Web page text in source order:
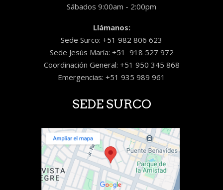
Sábados 9:00am - 2:00pm
Llámanos:
Sede Surco: +51 982 806 623
Sede Jesús María: +51 918 527 972
Coordinación General: +51 950 345 868
Emergencias: +51 935 989 961
SEDE SURCO